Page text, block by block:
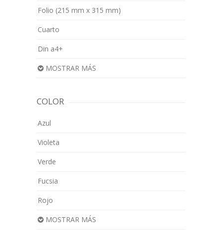
Folio (215 mm x 315 mm)
Cuarto
Din a4+
MOSTRAR MÁS
COLOR
Azul
Violeta
Verde
Fucsia
Rojo
MOSTRAR MÁS